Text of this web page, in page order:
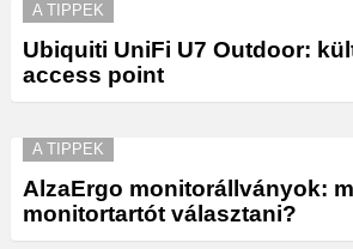
A TIPPEK
Ubiquiti UniFi U7 Outdoor:
access point
A TIPPEK
AlzaErgo monitorállványok:
monitortartót választani?